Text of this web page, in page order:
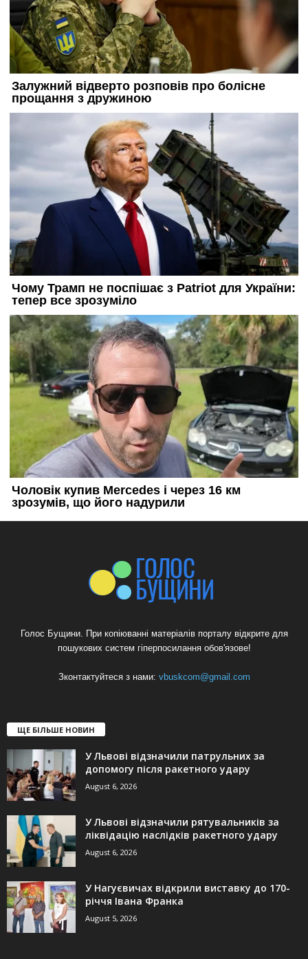
Голос Бущини. При копіюванні матеріалів порталу відкрите для
пошукових систем гіперпосилання обов'язове!
Зконтактуйтеся з нами: vbuskcom@gmail.com
ЩЕ БІЛЬШЕ НОВИН
У Львові відзначили патрульних за
допомогу після ракетного удару
August 6, 2026
У Львові відзначили рятувальників за
ліквідацію наслідків ракетного удару
August 6, 2026
У Нагуєвичах відкрили виставку до 170-
річчя Івана Франка
August 5, 2026